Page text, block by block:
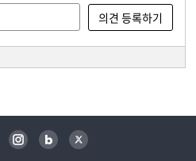
인스타그램 블로그 트위터